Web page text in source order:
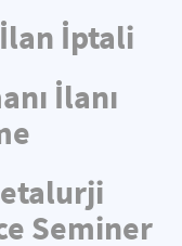
İptali
İlanı
Seminer